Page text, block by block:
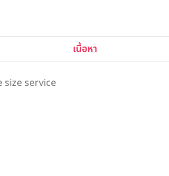
เนื้อหา
service